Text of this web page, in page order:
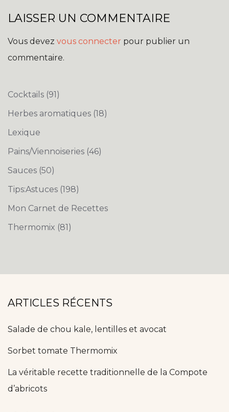
LAISSER UN COMMENTAIRE
Vous devez vous connecter pour publier un
commentaire.
Cocktails (91)
Herbes aromatiques (18)
Lexique
Pains/Viennoiseries (46)
Sauces (50)
Tips:Astuces (198)
Mon Carnet de Recettes
Thermomix (81)
ARTICLES RÉCENTS
Salade de chou kale, lentilles et avocat
Sorbet tomate Thermomix
La véritable recette traditionnelle de la Compote
d’abricots